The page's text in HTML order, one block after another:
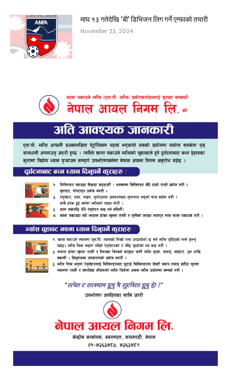
माघ १३ गतेदेखि ‘बी’ डिभिजन लिग गर्ने एन्फाको तयारी
November 23, 2024